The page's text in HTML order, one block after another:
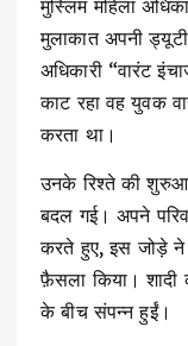
मुस्लिम महिला
मुलाकात अपनी
अधिकारी “वारंट
काट रहा वह युवक
करता था।
उनके रिश्ते की
बदल गई। अपने
करते हुए, इस जोड़े ने
फ़ैसला किया। शादी
के बीच संपन्न हुईं।